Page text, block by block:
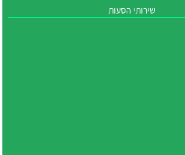
שירותי הסעות